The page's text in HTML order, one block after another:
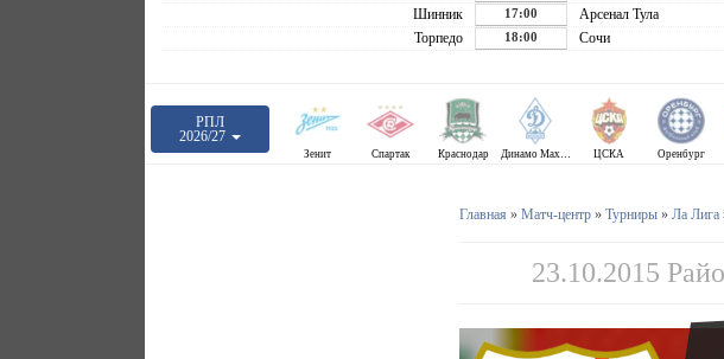
Шинник 17:00 Арсенал Тула
Торпедо 18:00 Сочи
РПЛ
2026/27
Зенит Спартак Краснодар Динамо Махачкала ЦСКА Оренбург
Главная » Матч-центр» Турниры» Ла Лига
23.10.2015